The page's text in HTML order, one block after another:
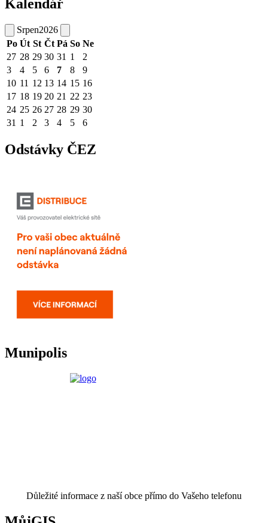
Kalendář
Srpen2026
Po Út St Čt Pá So Ne
27 28 29 30 31 1
2
3
4 5 6 7 8
9
10 11 12 13 14 15 16
17 18 19 20 21 22 23
24 25 26 27 28 29 30
31 1 2 3 4 5 6
Odstávky ČEZ
Munipolis
Důležité informace z naší obce přímo do Vašeho telefonu